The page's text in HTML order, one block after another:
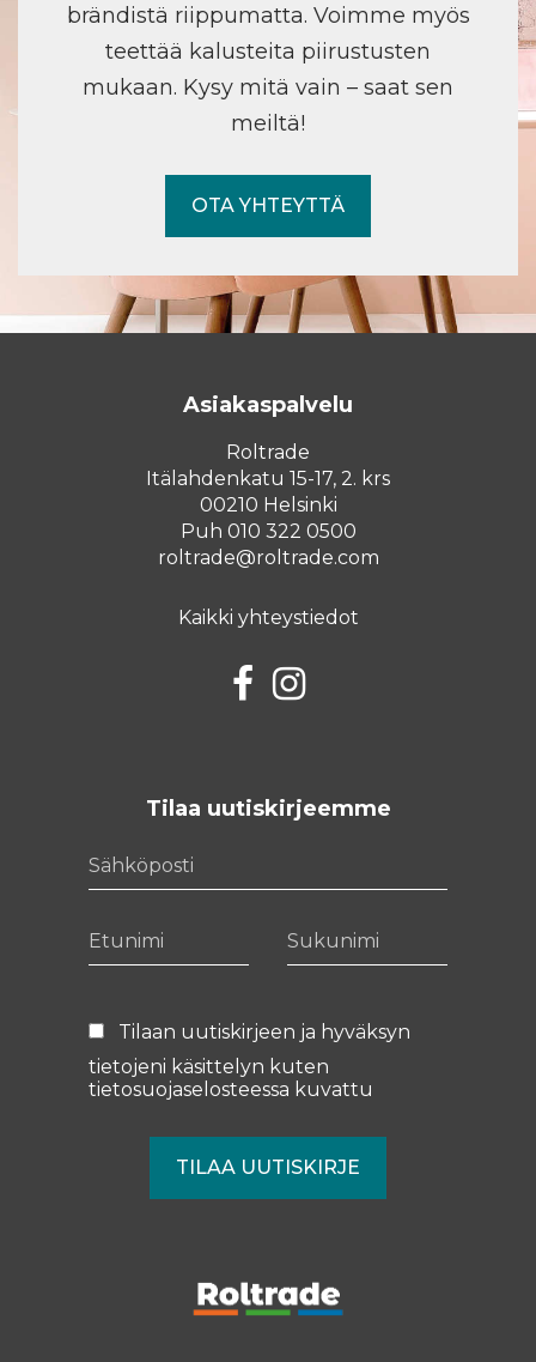
brändistä riippumatta. Voimme myös
teettää kalusteita piirustusten
mukaan. Kysy mitä vain – saat sen
meiltä!
OTA YHTEYTTÄ
Asiakaspalvelu
Roltrade
Itälahdenkatu 15-17, 2. krs
00210 Helsinki
Puh 010 322 0500
roltrade@roltrade.com
Kaikki yhteystiedot
FacebookInstagram
Tilaa uutiskirjeemme
Tilaan uutiskirjeen ja hyväksyn
tietojeni käsittelyn kuten
tietosuojaselosteessa kuvattu